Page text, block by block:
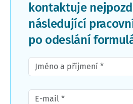
kontaktuje
následující
po odeslání